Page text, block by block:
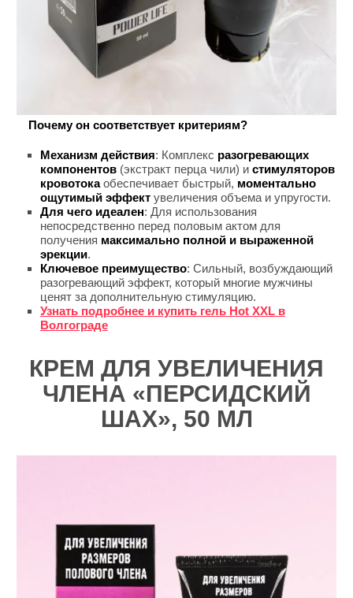
Почему он соответствует критериям?
Механизм действия: Комплекс разогревающих
компонентов(экстракт перца чили) и стимуляторов
кровотокаобеспечивает быстрый, моментально
ощутимый эффектувеличения объема и упругости.
Для чего идеален: Для использования
непосредственно перед половым актом для
получения максимально полной и выраженной
эрекции.
Ключевое преимущество: Сильный, возбуждающий
разогревающий эффект, который многие мужчины
ценят за дополнительную стимуляцию.
Узнать подробнее и купить гель Hot XXL в
Волгограде
КРЕМ ДЛЯ УВЕЛИЧЕНИЯ
ЧЛЕНА «ПЕРСИДСКИЙ
ШАХ», 50 МЛ